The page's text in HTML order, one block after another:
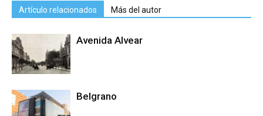
Artículo relacionados Más del autor
Avenida Alvear
Belgrano